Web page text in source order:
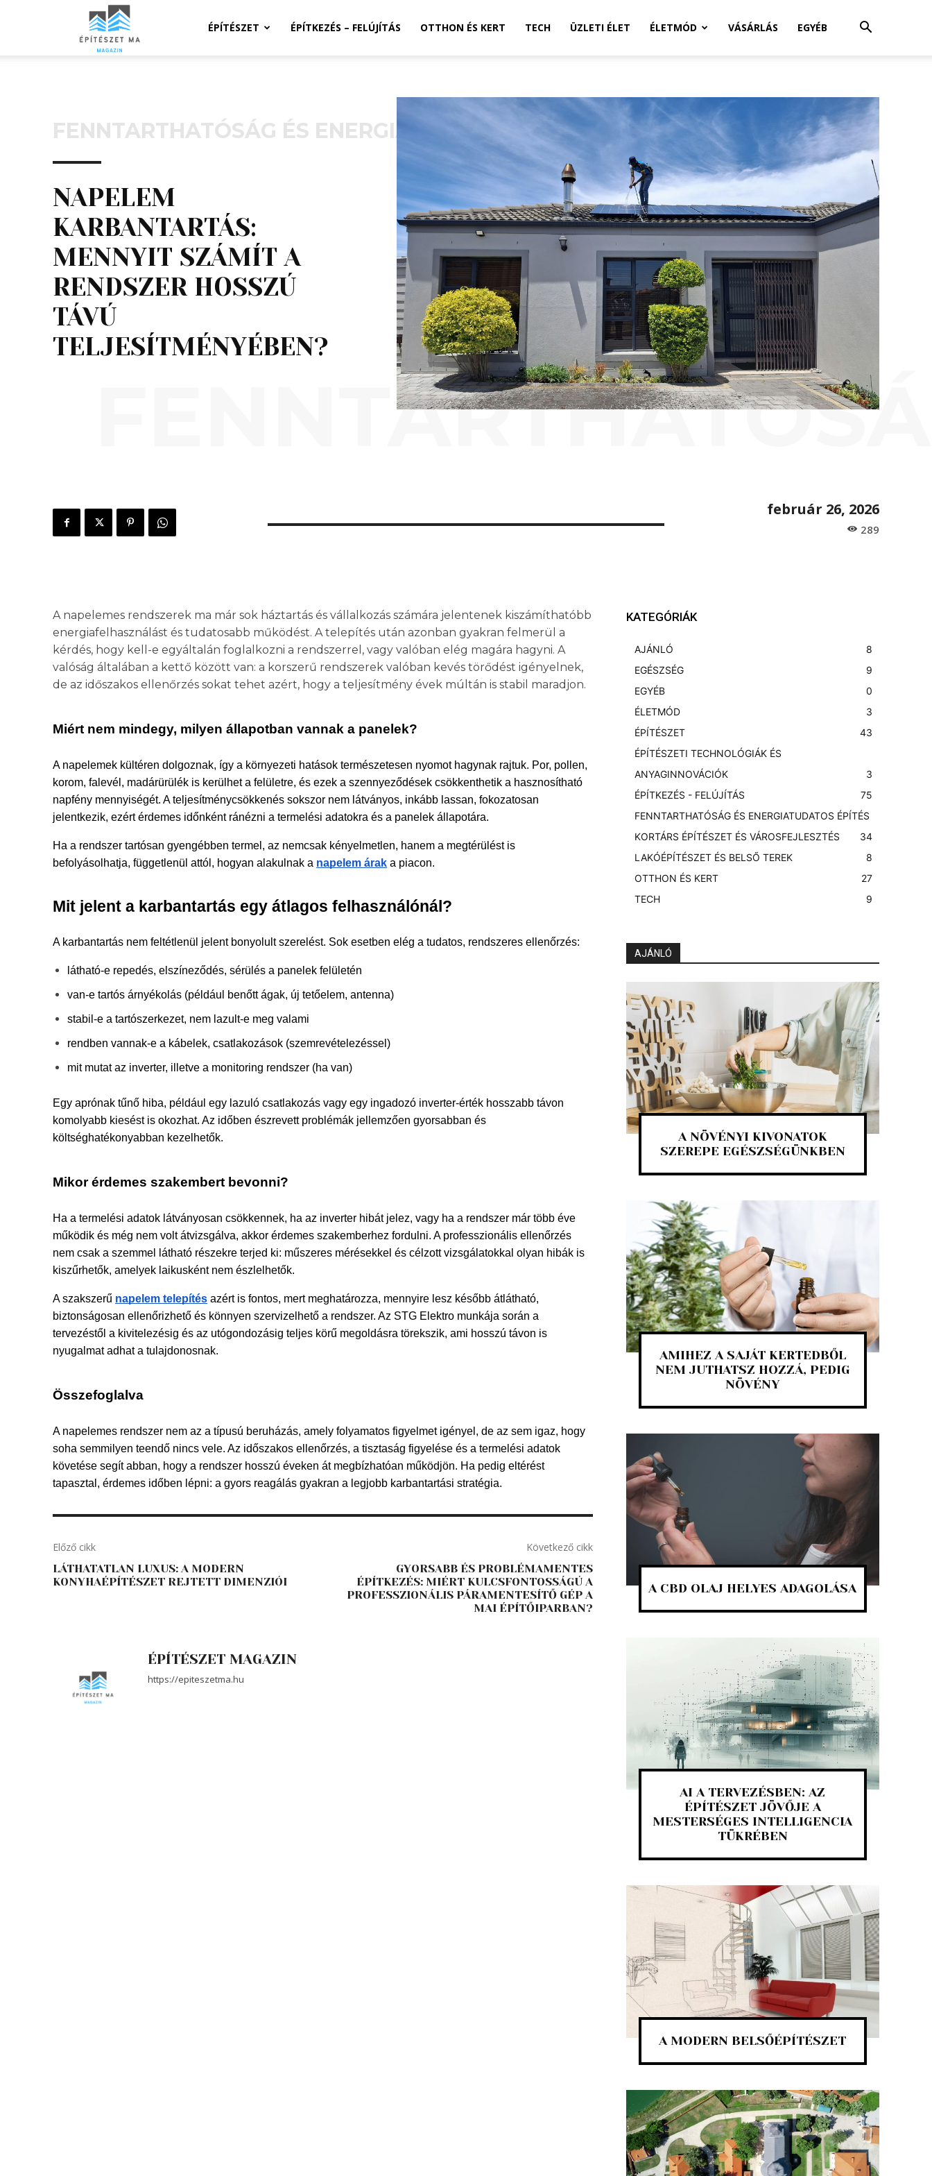
ÉpíteszetiÉPÍTÉSZET ÉPÍTKEZÉS – FELÚJÍTÁS OTTHON ÉS KERT TECH ÜZLETI ÉLET ÉLETMÓD VÁSÁRLÁS EGYÉB
FENNTARTHATÓSÁG ÉS ENERGIATUDATOS ÉPÍTÉS
NAPELEM
KARBANTARTÁS:
MENNYIT SZÁMÍT A
RENDSZER HOSSZÚ
TÁVÚ
TELJESÍTMÉNYÉBEN?
február 26, 2026
289
A napelemes rendszerek ma már sok háztartás és vállalkozás számára jelentenek kiszámíthatóbb
energiafelhasználást és tudatosabb működést. A telepítés után azonban gyakran felmerül a
kérdés, hogy kell-e egyáltalán foglalkozni a rendszerrel, vagy valóban elég magára hagyni. A
valóság általában a kettő között van: a korszerű rendszerek valóban kevés törődést igényelnek,
de az időszakos ellenőrzés sokat tehet azért, hogy a teljesítmény évek múltán is stabil maradjon.
Miért nem mindegy, milyen állapotban vannak a panelek?
A napelemek kültéren dolgoznak, így a környezeti hatások természetesen nyomot hagynak rajtuk. Por, pollen,
korom, falevél, madárürülék is kerülhet a felületre, és ezek a szennyeződések csökkenthetik a hasznosítható
napfény mennyiségét. A teljesítménycsökkenés sokszor nem látványos, inkább lassan, fokozatosan
jelentkezik, ezért érdemes időnként ránézni a termelési adatokra és a panelek állapotára.
Ha a rendszer tartósan gyengébben termel, az nemcsak kényelmetlen, hanem a megtérülést is
befolyásolhatja, függetlenül attól, hogyan alakulnak a napelem árak a piacon.
Mit jelent a karbantartás egy átlagos felhasználónál?
A karbantartás nem feltétlenül jelent bonyolult szerelést. Sok esetben elég a tudatos, rendszeres ellenőrzés:
látható-e repedés, elszíneződés, sérülés a panelek felületén
van-e tartós árnyékolás (például benőtt ágak, új tetőelem, antenna)
stabil-e a tartószerkezet, nem lazult-e meg valami
rendben vannak-e a kábelek, csatlakozások (szemrevételezéssel)
mit mutat az inverter, illetve a monitoring rendszer (ha van)
Egy aprónak tűnő hiba, például egy lazuló csatlakozás vagy egy ingadozó inverter-érték hosszabb távon
komolyabb kiesést is okozhat. Az időben észrevett problémák jellemzően gyorsabban és
költséghatékonyabban kezelhetők.
Mikor érdemes szakembert bevonni?
Ha a termelési adatok látványosan csökkennek, ha az inverter hibát jelez, vagy ha a rendszer már több éve
működik és még nem volt átvizsgálva, akkor érdemes szakemberhez fordulni. A professzionális ellenőrzés
nem csak a szemmel látható részekre terjed ki: műszeres mérésekkel és célzott vizsgálatokkal olyan hibák is
kiszűrhetők, amelyek laikusként nem észlelhetők.
A szakszerű napelem telepítés azért is fontos, mert meghatározza, mennyire lesz később átlátható,
biztonságosan ellenőrizhető és könnyen szervizelhető a rendszer. Az STG Elektro munkája során a
tervezéstől a kivitelezésig és az utógondozásig teljes körű megoldásra törekszik, ami hosszú távon is
nyugalmat adhat a tulajdonosnak.
Összefoglalva
A napelemes rendszer nem az a típusú beruházás, amely folyamatos figyelmet igényel, de az sem igaz, hogy
soha semmilyen teendő nincs vele. Az időszakos ellenőrzés, a tisztaság figyelése és a termelési adatok
követése segít abban, hogy a rendszer hosszú éveken át megbízhatóan működjön. Ha pedig eltérést
tapasztal, érdemes időben lépni: a gyors reagálás gyakran a legjobb karbantartási stratégia.
Előző cikk
LÁTHATATLAN LUXUS: A MODERN
KONYHAÉPÍTÉSZET REJTETT DIMENZIÓI
Következő cikk
GYORSABB ÉS PROBLÉMAMENTES
ÉPÍTKEZÉS: MIÉRT KULCSFONTOSSÁGÚ A
PROFESSZIONÁLIS PÁRAMENTESÍTŐ GÉP A
MAI ÉPÍTŐIPARBAN?
ÉPÍTÉSZET MAGAZIN
https://epiteszetma.hu
KATEGÓRIÁK
AJÁNLÓ
8
EGÉSZSÉG
9
EGYÉB
0
ÉLETMÓD
3
ÉPÍTÉSZET
43
ÉPÍTÉSZETI TECHNOLÓGIÁK ÉS
ANYAGINNOVÁCIÓK
3
ÉPÍTKEZÉS - FELÚJÍTÁS
75
FENNTARTHATÓSÁG ÉS ENERGIATUDATOS ÉPÍTÉS
4
KORTÁRS ÉPÍTÉSZET ÉS VÁROSFEJLESZTÉS
3
LAKÓÉPÍTÉSZET ÉS BELSŐ TEREK
8
OTTHON ÉS KERT
27
TECH
9
AJÁNLÓ
A NÖVÉNYI KIVONATOK
SZEREPE EGÉSZSÉGÜNKBEN
AMIHEZ A SAJÁT KERTEDBŐL
NEM JUTHATSZ HOZZÁ, PEDIG
NÖVÉNY
A CBD OLAJ HELYES ADAGOLÁSA
AI A TERVEZÉSBEN: AZ
ÉPÍTÉSZET JÖVŐJE A
MESTERSÉGES INTELLIGENCIA
TÜKRÉBEN
A MODERN BELSŐÉPÍTÉSZET